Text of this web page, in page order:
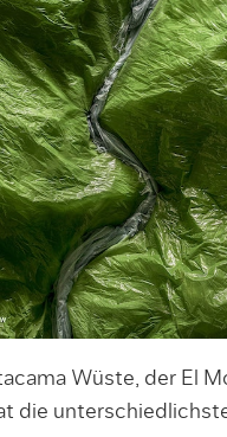
Wüste, der El
die